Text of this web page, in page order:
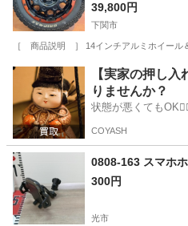
39,800円
下関市
［ 商品説明 ］ 14インチアルミホイール
山口 下関市 タイヤ、ホイール
【実家の押し
りませんか？
状態が悪くても
COYASH
0808-163 スマホ
300円
光市